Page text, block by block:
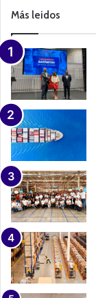
a
n
Más leidos